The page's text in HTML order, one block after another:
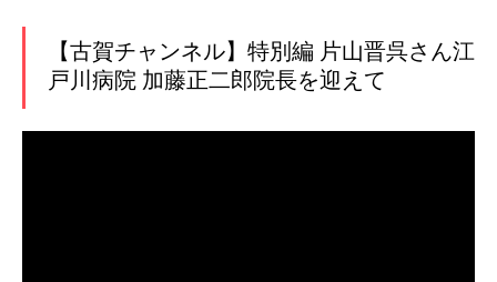
【古賀チャンネル】特別編 片山晋呉さん江
戸川病院 加藤正二郎院長を迎えて